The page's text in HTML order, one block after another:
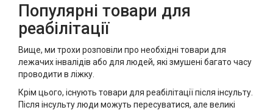
Популярні товари для
реабілітації
Вище, ми трохи розповіли про необхідні товари для
лежачих інвалідів або для людей, які змушені багато часу
проводити в ліжку.
Крім цього, існують товари для реабілітації після інсульту.
Після інсульту люди можуть пересуватися, але великі